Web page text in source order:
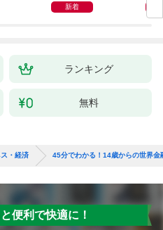
新着
ランキング
無料
ス・経済 45分でわかる！14歳からの世界
便利で快適に！